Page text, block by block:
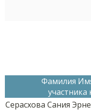
Фамилия
участника
Серасхова Сания